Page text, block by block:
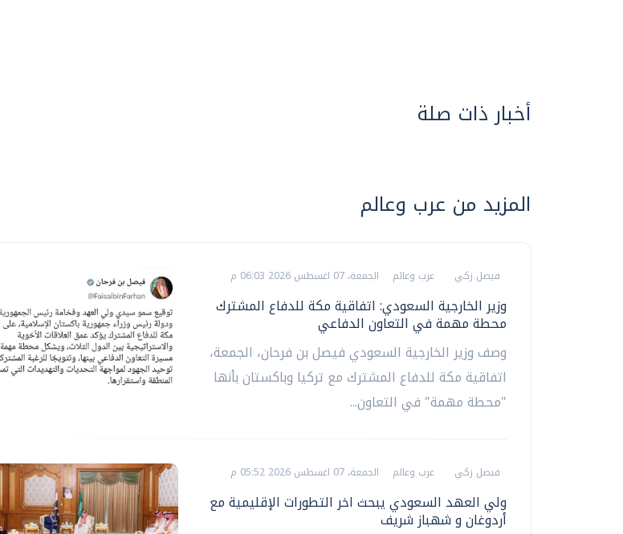
أخبار ذات صلة
المزيد من عرب وعالم
فيصل زكي عرب وعالم الجمعة، 07 اغسطس 2026 06:03 م
وزير الخارجية السعودي: اتفاقية مكة للدفاع المشترك
محطة مهمة في التعاون الدفاعي
وصف وزير الخارجية السعودي فيصل بن فرحان، الجمعة،
اتفاقية مكة للدفاع المشترك مع تركيا وباكستان بأنها
"محطة مهمة" في التعاون...
فيصل زكي عرب وعالم الجمعة، 07 اغسطس 2026 05:52 م
ولي العهد السعودي يبحث اخر التطورات الإقليمية مع
أردوغان و شهباز شريف